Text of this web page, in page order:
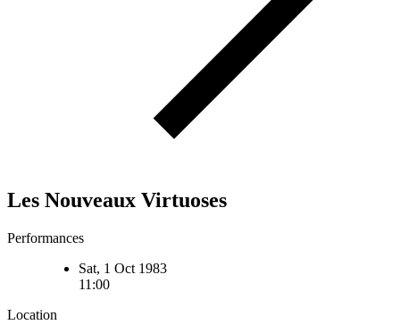
Les Nouveaux Virtuoses
Performances
Sat, 1 Oct 1983
11:00
Location